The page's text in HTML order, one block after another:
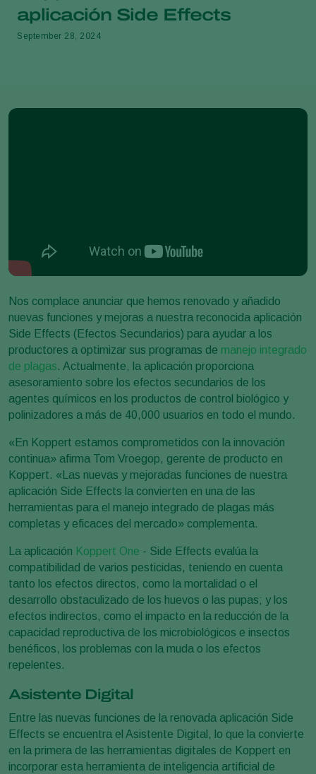
aplicación Side Effects
September 28, 2024
Nos complace anunciar que hemos renovado y añadido
nuevas funciones y mejoras a nuestra reconocida aplicación
Side Effects (Efectos Secundarios) para ayudar a los
productores a optimizar sus programas de manejo integrado
de plagas. Actualmente, la aplicación proporciona
asesoramiento sobre los efectos secundarios de los
agentes químicos en los productos de control biológico y
polinizadores a más de 40,000 usuarios en todo el mundo.
«En Koppert estamos comprometidos con la innovación
continua» afirma Tom Vroegop, gerente de producto en
Koppert. «Las nuevas y mejoradas funciones de nuestra
aplicación Side Effects la convierten en una de las
herramientas para el manejo integrado de plagas más
completas y eficaces del mercado» complementa.
La aplicación Koppert One - Side Effects evalúa la
compatibilidad de varios pesticidas, teniendo en cuenta
tanto los efectos directos, como la mortalidad o el
desarrollo obstaculizado de los huevos o las pupas; y los
efectos indirectos, como el impacto en la reducción de la
capacidad reproductiva de los microbiológicos e insectos
benéficos, los problemas con la muda o los efectos
repelentes.
Asistente Digital
Entre las nuevas funciones de la renovada aplicación Side
Effects se encuentra el Asistente Digital, lo que la convierte
en la primera de las herramientas digitales de Koppert en
incorporar esta herramienta de inteligencia artificial de